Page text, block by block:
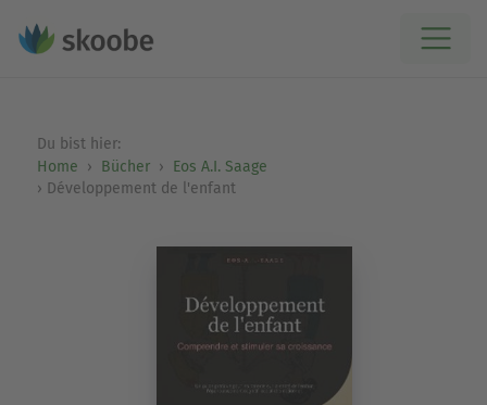
Du bist hier:
Home
Bücher
Eos A.I. Saage
Développement de l'enfant